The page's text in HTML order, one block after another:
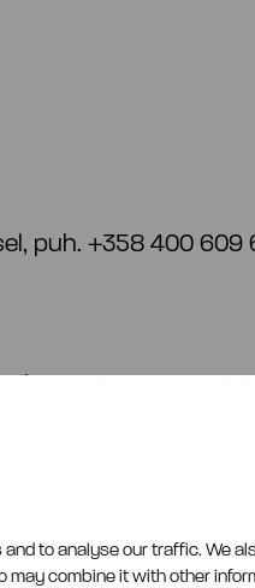
to analyse our traffic. We
combine it with other
puh. +358 400 609
+358 50 520 4098